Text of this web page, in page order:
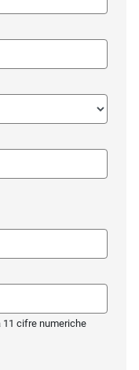
11 cifre numeriche